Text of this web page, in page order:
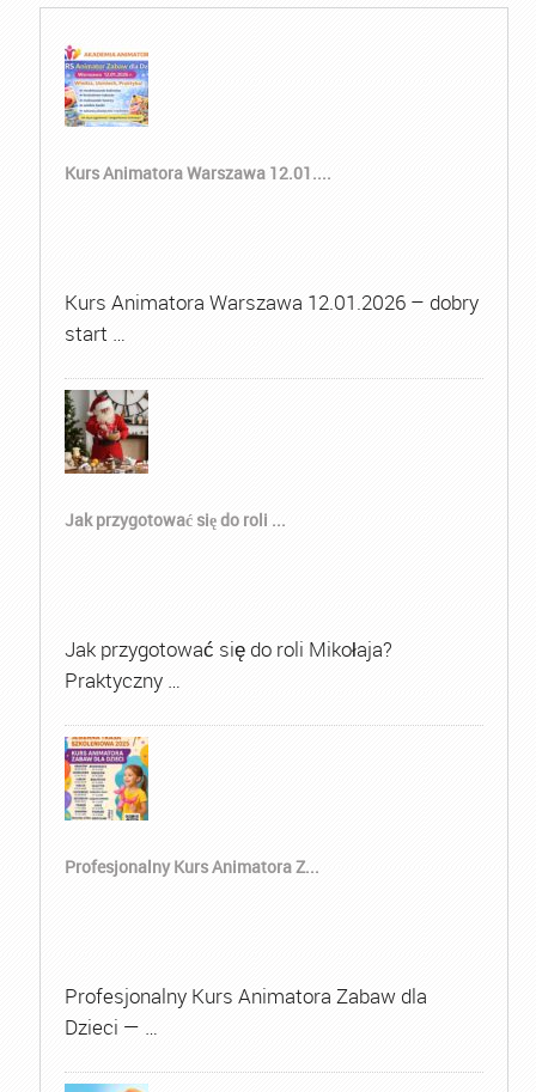
Kurs Animatora Warszawa 12.01....
Kurs Animatora Warszawa 12.01.2026 – dobry
start …
Jak przygotować się do roli ...
Jak przygotować się do roli Mikołaja?
Praktyczny …
Profesjonalny Kurs Animatora Z...
Profesjonalny Kurs Animatora Zabaw dla
Dzieci — …